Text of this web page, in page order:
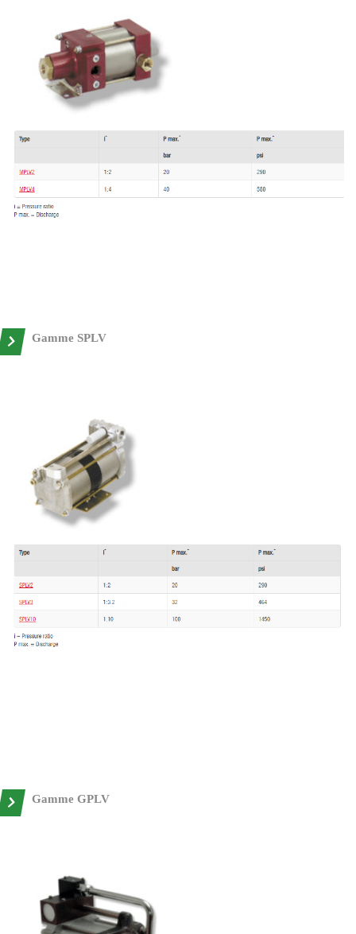
Gamme SPLV
Gamme GPLV